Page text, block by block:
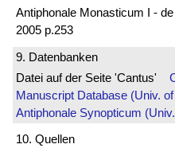
Antiphonale Monasticum I -
2005 p.253
9. Datenbanken
Datei auf der Seite 'Cantus'
Manuscript Database (Univ.
Antiphonale Synopticum
10. Quellen